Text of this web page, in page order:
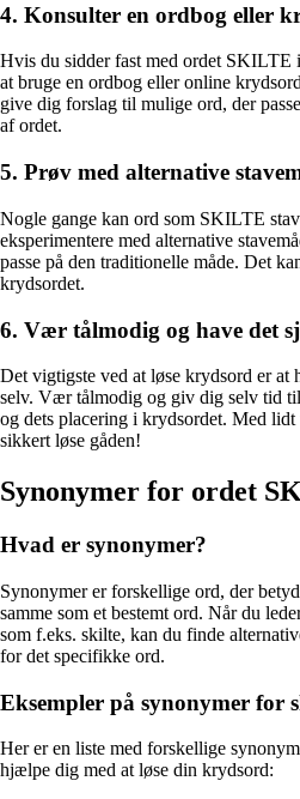
4. Konsulter en ordbog eller
Hvis du sidder fast med ordet SKILTE
at bruge en ordbog eller online
give dig forslag til mulige ord, der
af ordet.
5. Prøv med alternative
Nogle gange kan ord som SKILTE
eksperimentere med alternative
passe på den traditionelle måde. Det
krydsordet.
6. Vær tålmodig og have det
Det vigtigste ved at løse krydsord er at
selv. Vær tålmodig og giv dig selv tid
og dets placering i krydsordet. Med
sikkert løse gåden!
Synonymer for ordet
Hvad er synonymer?
Synonymer er forskellige ord, der
samme som et bestemt ord. Når du
som f.eks. skilte, kan du finde
for det specifikke ord.
Eksempler på synonymer for
Her er en liste med forskellige
hjælpe dig med at løse din krydsord: